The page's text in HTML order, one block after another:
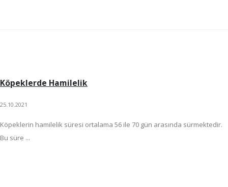
Köpeklerde Hamilelik
25.10.2021
Köpeklerin hamilelik süresi ortalama 56 ile 70 gün arasında sürmektedir.
Bu süre ...